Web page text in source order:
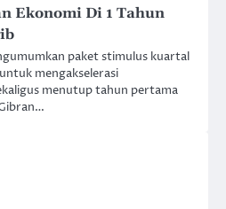
Ekonomi Di 1 Tahun
paket stimulus kuartal
mengakselerasi
menutup tahun pertama